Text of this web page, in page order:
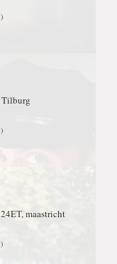
maastricht